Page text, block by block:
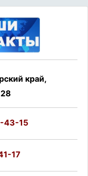
край,
43-15
17